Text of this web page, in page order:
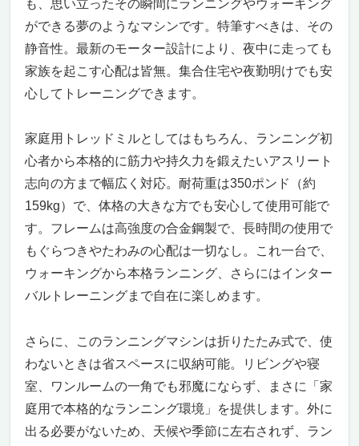
も、思い立ったその瞬間にランニングやウォーキング
ができる夢のようなマシンです。特筆すべきは、その
静音性。最新のモーター設計により、夜中に走っても
家族を起こす心配は皆無。集合住宅や夜勤明けでも安
心してトレーニングできます。
家庭用トレッドミルとしてはもちろん、ランニング初
心者から本格的に筋力や持久力を鍛えたいアスリート
志向の方まで幅広く対応。耐荷重は350ポンド（約
159kg）で、体格の大きな方でも安心して使用可能で
す。フレームは高強度の合金鋼製で、長時間の使用で
もぐらつきやたわみの心配は一切なし。これ一台で、
ウォーキングから本格ランニング、さらにはインター
バルトレーニングまで自在に楽しめます。
さらに、このランニングマシンは折りたたみ式で、使
わないときは省スペースに収納可能。リビングや寝
室、ワンルームの一角でも邪魔にならず、まさに「家
庭用で本格的なランニング環境」を提供します。外に
出る必要がないため、天候や季節に左右されず、ラン